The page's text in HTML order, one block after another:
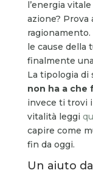
l’energia
azione? Prova
le cause della
finalmente
La tipologia di
non ha a che
invece ti trovi
vitalità leggi
capire come
fin da oggi.
Un aiuto